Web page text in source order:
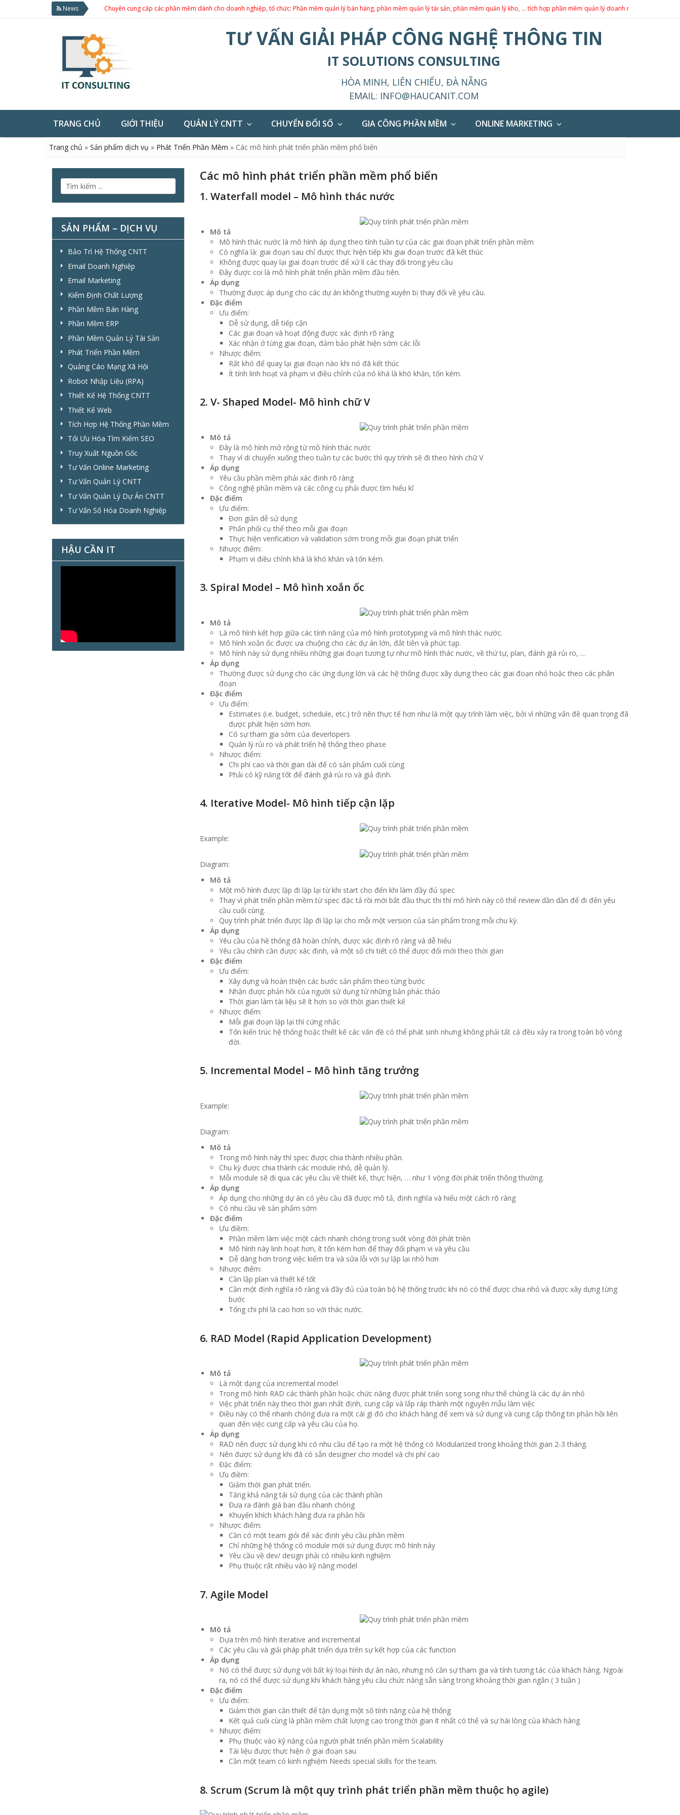
NewsChuyên cung cấp các phần mềm dành cho doanh nghiệp, tổ chức: Phần mềm quản lý bán hàng, phần mềm quản lý tài sản, phần mềm quản lý kho, … tích hợp phần mềm quản lý doanh nghiệp theo yêu cầu.
TƯ VẤN GIẢI PHÁP CÔNG NGHỆ THÔNG TIN
IT SOLUTIONS CONSULTING
HÒA MINH, LIÊN CHIỂU, ĐÀ NẴNG
EMAIL: INFO@HAUCANIT.COM
TRANG CHỦ GIỚI THIỆU QUẢN LÝ CNTT CHUYỂN ĐỔI SỐ GIA CÔNG PHẦN MỀM ONLINE MARKETING
Trang chủ » Sản phẩm dịch vụ » Phát Triển Phần Mềm » Các mô hình phát triển phần mềm phổ biến
Các mô hình phát triển phần mềm phổ biến
1. Waterfall model – Mô hình thác nước
Mô tả
Mô hình thác nước là mô hình áp dụng theo tính tuần tự của các giai đoạn phát triển phần mềm
Có nghĩa là: giai đoạn sau chỉ được thực hiện tiếp khi giai đoạn trước đã kết thúc
Không được quay lại giai đoạn trước để xử lí các thay đổi trong yêu cầu
Đây được coi là mô hình phát triển phần mềm đầu tiên.
Áp dụng
Thường được áp dụng cho các dự án không thường xuyên bị thay đổi về yêu cầu.
Đặc điểm
Ưu điểm:
Dễ sử dụng, dễ tiếp cận
Các giai đoạn và hoạt động được xác định rõ ràng
Xác nhận ở từng giai đoạn, đảm bảo phát hiện sớm các lỗi
Nhược điểm:
Rất khó để quay lại giai đoạn nào khi nó đã kết thúc
Ít tính linh hoạt và phạm vi điều chỉnh của nó khá là khó khăn, tốn kém.
2. V- Shaped Model- Mô hình chữ V
Mô tả
Đây là mô hình mở rộng từ mô hình thác nước
Thay vì di chuyển xuống theo tuần tự các bước thì quy trình sẽ đi theo hình chữ V
Áp dụng
Yêu cầu phần mềm phải xác định rõ ràng
Công nghệ phần mềm và các công cụ phải được tìm hiểu kĩ
Đặc điểm
Ưu điểm:
Đơn giản dễ sử dụng
Phấn phối cụ thể theo mỗi giai đoạn
Thực hiện verification và validation sớm trong mỗi giai đoạn phát triển
Nhược điểm:
Phạm vi điều chỉnh khá là khó khăn và tốn kém.
3. Spiral Model – Mô hình xoắn ốc
Mô tả
Là mô hình kết hợp giữa các tính năng của mô hình prototyping và mô hình thác nước.
Mô hình xoắn ốc được ưa chuộng cho các dự án lớn, đắt tiền và phức tạp.
Mô hình này sử dụng nhiều những giai đoạn tương tự như mô hình thác nước, về thứ tự, plan, đánh giá rủi ro, …
Áp dụng
Thường được sử dụng cho các ứng dụng lớn và các hệ thống được xây dựng theo các giai đoạn nhỏ hoặc theo các phân
đoạn
Đặc điểm
Ưu điểm:
Estimates (i.e. budget, schedule, etc.) trở nên thực tế hơn như là một quy trình làm việc, bởi vì những vấn đề quan trọng đã
được phát hiện sớm hơn.
Có sự tham gia sớm của deverlopers
Quản lý rủi ro và phát triển hệ thống theo phase
Nhược điểm:
Chi phí cao và thời gian dài để có sản phẩm cuối cùng
Phải có kỹ năng tốt để đánh giá rủi ro và giả định.
4. Iterative Model- Mô hình tiếp cận lặp
Example:
Diagram:
Mô tả
Một mô hình được lặp đi lặp lại từ khi start cho đến khi làm đầy đủ spec
Thay vì phát triển phần mềm từ spec đặc tả rồi mới bắt đầu thực thi thì mô hình này có thể review dần dần để đi đến yêu
cầu cuối cùng.
Quy trình phát triển được lặp đi lặp lại cho mỗi một version của sản phẩm trong mỗi chu kỳ.
Áp dụng
Yêu cầu của hề thống đã hoàn chỉnh, được xác định rõ ràng và dễ hiểu
Yêu cầu chính cần được xác định, và một số chi tiết có thể được đổi mới theo thời gian
Đặc điểm
Ưu điểm:
Xây dựng và hoàn thiện các bước sản phẩm theo từng bước
Nhận được phản hồi của người sử dụng từ những bản phác thảo
Thời gian làm tài liệu sẽ ít hơn so với thời gian thiết kế
Nhược điểm:
Mỗi giai đoạn lặp lại thì cứng nhắc
Tốn kiến trúc hệ thống hoặc thiết kế các vấn đề có thể phát sinh nhưng không phải tất cả đều xảy ra trong toàn bộ vòng
đời.
5. Incremental Model – Mô hình tăng trưởng
Example:
Diagram:
Mô tả
Trong mô hình này thì spec được chia thành nhiều phần.
Chu kỳ được chia thành các module nhỏ, dễ quản lý.
Mỗi module sẽ đi qua các yêu cầu về thiết kế, thực hiện, … như 1 vòng đời phát triển thông thường.
Áp dụng
Áp dụng cho những dự án có yêu cầu đã được mô tả, định nghĩa và hiểu một cách rõ ràng
Có nhu cầu về sản phẩm sớm
Đặc điểm
Ưu điềm:
Phần mềm làm việc một cách nhanh chóng trong suốt vòng đời phát triền
Mô hình này linh hoạt hơn, ít tốn kém hơn để thay đổi phạm vi và yêu cầu
Dễ dàng hơn trong việc kiểm tra và sửa lỗi với sự lặp lại nhỏ hơn
Nhược điểm:
Cần lập plan và thiết kế tốt
Cần một định nghĩa rõ ràng và đầy đủ của toàn bộ hệ thống trước khi nó có thể được chia nhỏ và được xây dựng từng
bước
Tổng chi phí là cao hơn so với thác nước.
6. RAD Model (Rapid Application Development)
Mô tả
Là một dạng của incremental model
Trong mô hình RAD các thành phần hoặc chức năng được phát triển song song như thể chúng là các dự án nhỏ
Việc phát triển này theo thời gian nhất định, cung cấp và lắp ráp thành một nguyên mẫu làm việc
Điều này có thể nhanh chóng đưa ra một cái gì đó cho khách hàng để xem và sử dụng và cung cấp thông tin phản hồi liên
quan đến việc cung cấp và yêu cầu của họ.
Áp dụng
RAD nên được sử dụng khi có nhu cầu để tạo ra một hệ thống có Modularized trong khoảng thời gian 2-3 tháng.
Nên được sử dụng khi đã có sẵn designer cho model và chi phí cao
Đặc điểm:
Ưu điềm:
Giảm thời gian phát triển.
Tăng khả năng tái sử dụng của các thành phần
Đưa ra đánh giá ban đầu nhanh chóng
Khuyến khích khách hàng đưa ra phản hồi
Nhược điểm:
Cần có một team giỏi để xác định yêu cầu phần mềm
Chỉ những hệ thống có module mới sứ dụng được mô hình này
Yêu cầu về dev/ design phải có nhiều kinh nghiệm
Phụ thuộc rất nhiều vào kỹ năng model
7. Agile Model
Mô tả
Dựa trên mô hình iterative and incremental
Các yêu cầu và giải pháp phát triển dựa trên sự kết hợp của các function
Áp dụng
Nó có thể được sử dụng với bất kỳ loại hình dự án nào, nhưng nó cần sự tham gia và tính tương tác của khách hàng. Ngoài
ra, nó có thể được sử dụng khi khách hàng yêu cầu chức năng sẵn sàng trong khoảng thời gian ngắn ( 3 tuần )
Đặc điểm
Ưu điểm:
Giảm thời gian cần thiết để tận dụng một số tính năng của hệ thống
Kết quả cuối cùng là phần mềm chất lượng cao trong thời gian ít nhất có thể và sự hài lòng của khách hàng
Nhược điểm:
Phụ thuộc vào kỹ năng của người phát triển phần mềm Scalability
Tài liệu được thực hiện ở giai đoạn sau
Cần một team có kinh nghiệm Needs special skills for the team.
8. Scrum (Scrum là một quy trình phát triển phần mềm thuộc họ agile)
SẢN PHẨM – DỊCH VỤ
Bảo Trì Hệ Thống CNTT
Email Doanh Nghiệp
Email Marketing
Kiểm Định Chất Lượng
Phần Mềm Bán Hàng
Phần Mềm ERP
Phần Mềm Quản Lý Tài Sản
Phát Triển Phần Mềm
Quảng Cáo Mạng Xã Hội
Robot Nhập Liệu (RPA)
Thiết Kế Hệ Thống CNTT
Thiết Kế Web
Tích Hợp Hệ Thống Phần Mềm
Tối Ưu Hóa Tìm Kiếm SEO
Truy Xuất Nguồn Gốc
Tư Vấn Online Marketing
Tư Vấn Quản Lý CNTT
Tư Vấn Quản Lý Dự Án CNTT
Tư Vấn Số Hóa Doanh Nghiệp
HẬU CẦN IT